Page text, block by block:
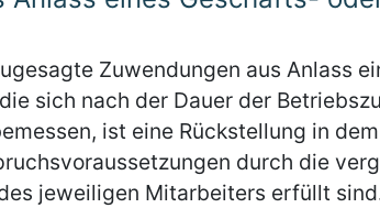
Zuwendungen aus Anlass
sich nach der Dauer der
ist eine Rückstellung in
durch die
jeweiligen Mitarbeiters erfüllt